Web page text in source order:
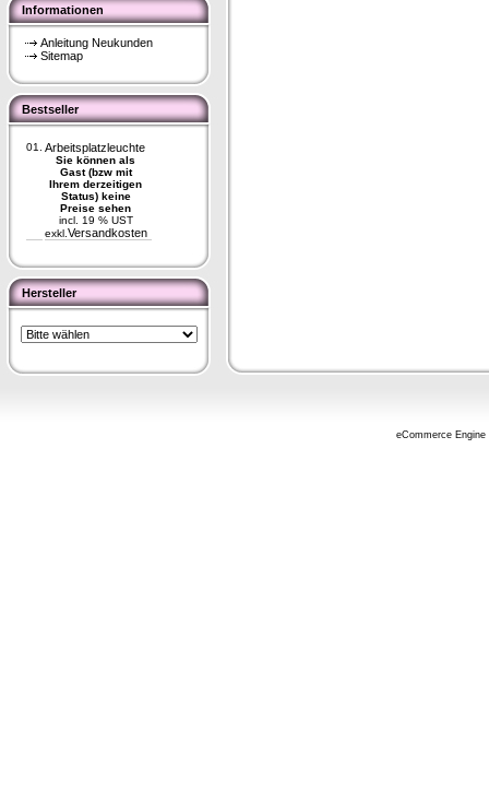
Informationen
Anleitung Neukunden
Sitemap
Bestseller
01. Arbeitsplatzleuchte
Sie können als
Gast (bzw mit
Ihrem derzeitigen
Status) keine
Preise sehen
incl. 19 % UST
exkl. Versandkosten
Hersteller
eCommerce